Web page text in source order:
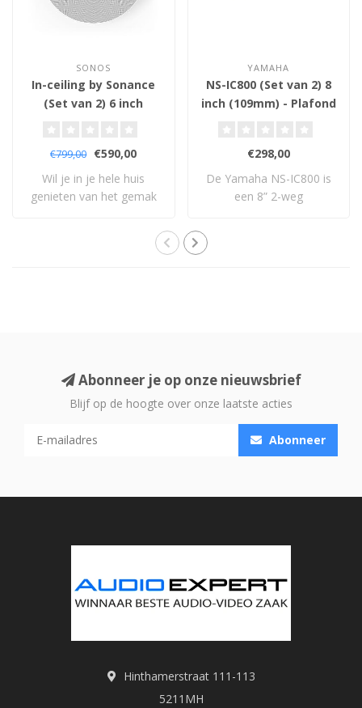
SONOS
In-ceiling by Sonance
(Set van 2) 6 inch
€799,00 €590,00
Wil je in je hele huis
genieten van het gemak
YAMAHA
NS-IC800 (Set van 2) 8
inch (109mm) - Plafond
€298,00
De Yamaha NS-IC800 is
een 8” 2-weg
Abonneer je op onze nieuwsbrief
Blijf op de hoogte over onze laatste acties
Abonneer
Hinthamerstraat 111-113
5211MH